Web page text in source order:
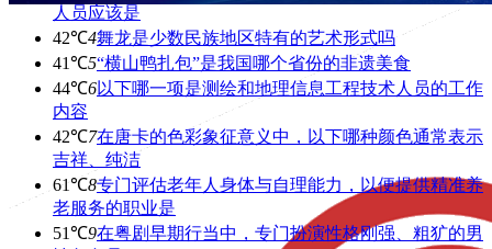
人员应该是
42℃4舞龙是少数民族地区特有的艺术形式吗
41℃5“横山鸭扎包”是我国哪个省份的非遗美食
44℃6以下哪一项是测绘和地理信息工程技术人员的工作
内容
42℃7在唐卡的色彩象征意义中，以下哪种颜色通常表示
吉祥、纯洁
61℃8专门评估老年人身体与自理能力，以便提供精准养
老服务的职业是
51℃9在粤剧早期行当中，专门扮演性格刚强、粗犷的男